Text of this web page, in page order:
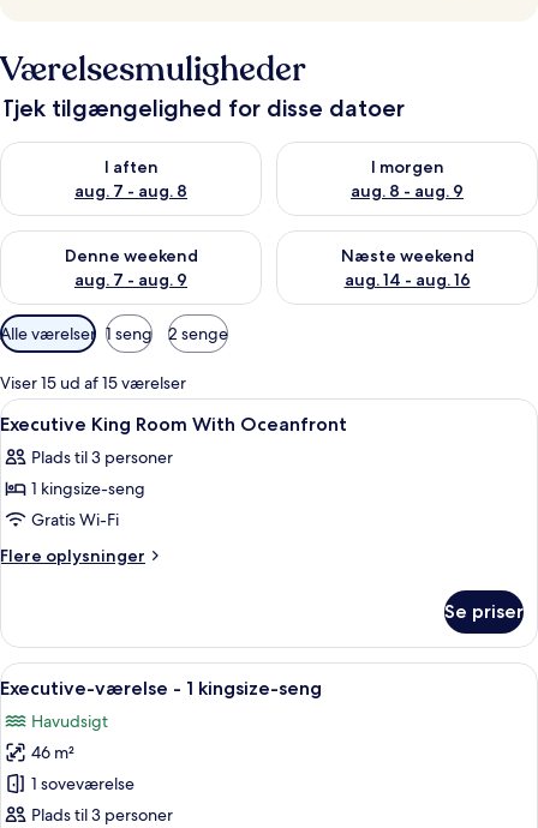
Værelsesmuligheder
Tjek tilgængelighed for disse datoer
I aften
aug. 7 - aug. 8
Tjek tilgængelighed for i aften aug. 7 - aug. 8
I morgen
aug. 8 - aug. 9
Tjek tilgængelighed for i
Denne weekend
aug. 7 - aug. 9
Tjek tilgængelighed for denne weekend aug. 7 - aug. 9
Næste weekend
aug. 14 - aug. 16
Tjek tilgængelighed for næste
Tilgængelige
filtre
for
værelser
Alle værelser 1 seng 2 senge
Viser 15 ud af 15 værelser
Indlæs
alle
billeder
af
Executive
King
Oceanfront
Pengeskab på værelset, skrivebord,
6
Executive King Room With Oceanfront
Plads til 3 personer
1 kingsize-seng
Gratis Wi-Fi
Flere oplysninger
Flere
King
Room
With
Se priser
Indlæs
alle
billeder
af
Executive-
værelse
Et moderne hotelværelse med en
8
Executive-værelse - 1 kingsize-seng
Havudsigt
46 m²
1 soveværelse
Plads til 3 personer